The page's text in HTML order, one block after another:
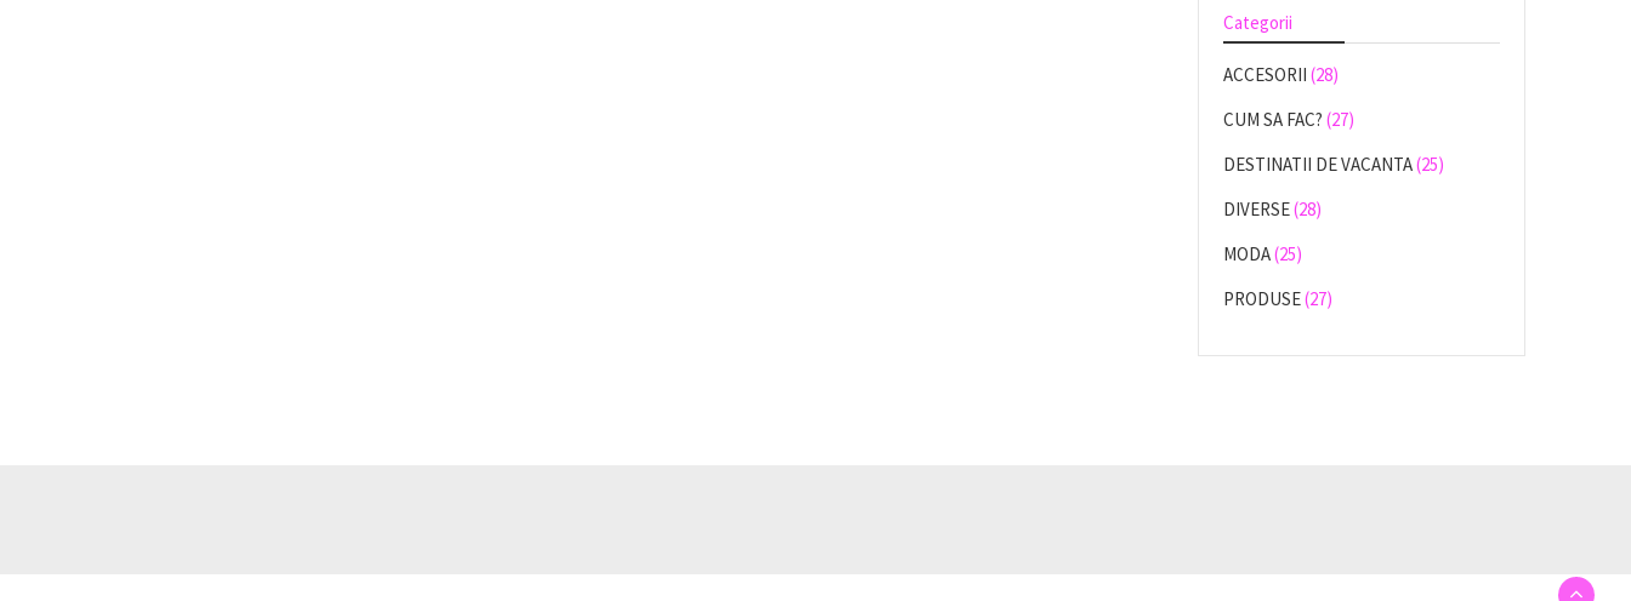
Categorii
ACCESORII (28)
CUM SA FAC? (27)
DESTINATII DE VACANTA(25)
DIVERSE(28)
MODA(25)
PRODUSE(27)